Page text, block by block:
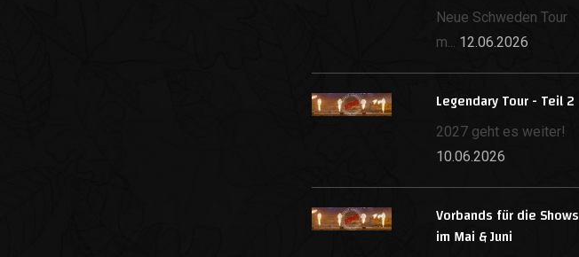
Neue Schweden Tour
m... 12.06.2026
Legendary Tour - Teil 2
2027 geht es weiter!
10.06.2026
Vorbands für die Shows
im Mai & Juni